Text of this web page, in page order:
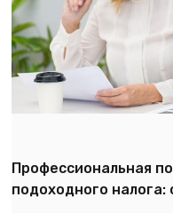
Профессиональная
подоходного налога: